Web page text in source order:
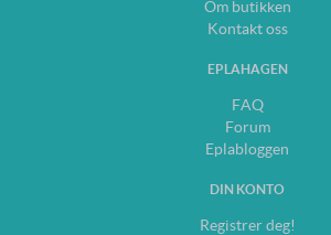
Om butikken
Kontakt oss
EPLAHAGEN
FAQ
Forum
Eplabloggen
DIN KONTO
Registrer deg!